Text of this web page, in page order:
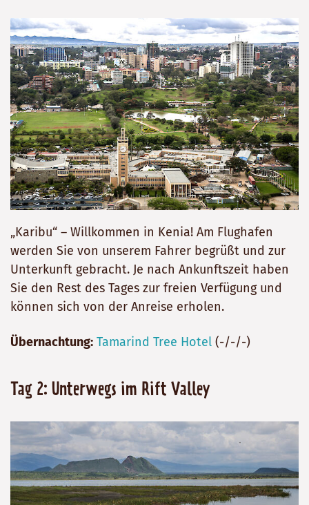
„Karibu“ – Willkommen in Kenia! Am Flughafen
werden Sie von unserem Fahrer begrüßt und zur
Unterkunft gebracht. Je nach Ankunftszeit haben
Sie den Rest des Tages zur freien Verfügung und
können sich von der Anreise erholen.
Übernachtung: Tamarind Tree Hotel(-/-/-)
Tag 2: Unterwegs im Rift Valley